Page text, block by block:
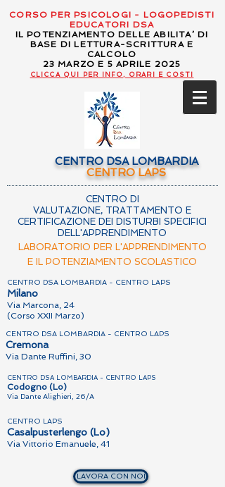
CORSO PER PSICOLOGI - LOGOPEDISTI
EDUCATORI DSA
IL POTENZIAMENTO DELLE ABILITA’ DI
BASE DI LETTURA-SCRITTURA E
CALCOLO
23 MARZO E 5 APRILE 2025
CLICCA QUI PER INFO, ORARI E COSTI
CENTRO DSA LOMBARDIA
CENTRO LAPS
CENTRO DI
VALUTAZIONE, TRATTAMENTO E
CERTIFICAZIONE DEI DISTURBI SPECIFICI
DELL'APPRENDIMENTO
LABORATORIO PER L'APPRENDIMENTO
E IL POTENZIAMENTO SCOLASTICO
CENTRO DSA LOMBARDIA - CENTRO LAPS
Milano
Via Marcona, 24
(Corso XXII Marzo)
CENTRO DSA LOMBARDIA - CENTRO LAPS
Cremona
Via Dante Ruffini, 30
CENTRO DSA LOMBARDIA - CENTRO LAPS
Codogno (Lo)
Via Dante Alighieri, 26/A
CENTRO LAPS
Casalpusterlengo (Lo)
Via Vittorio Emanuele, 41
LAVORA CON NOI